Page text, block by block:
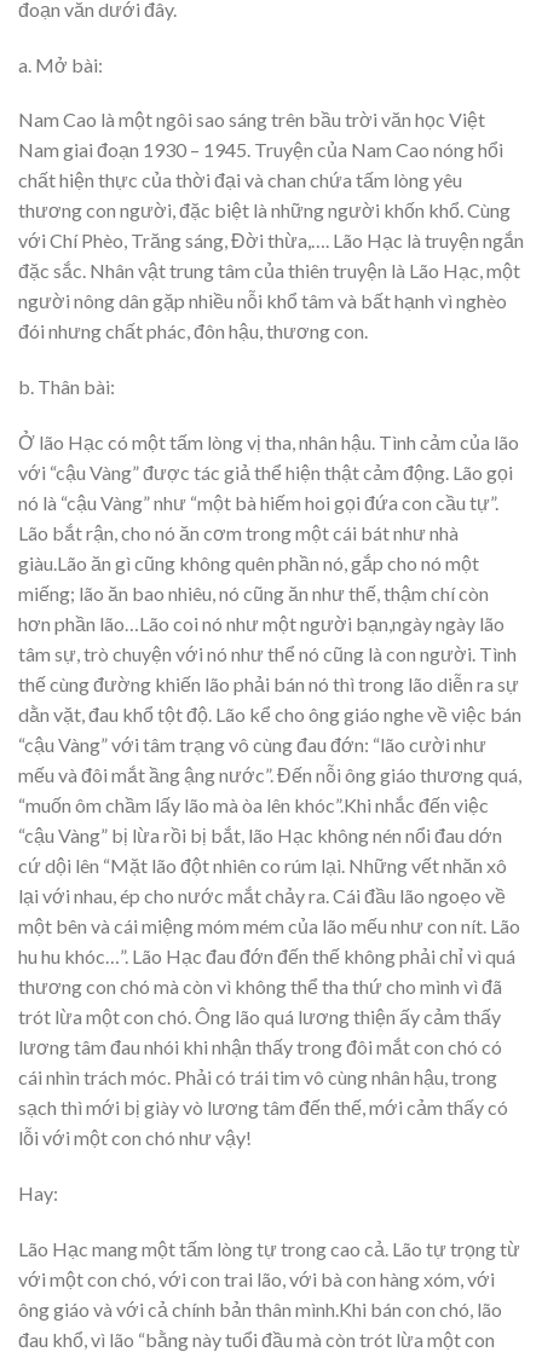
đoạn văn dưới đây.
a. Mở bài:
Nam Cao là một ngôi sao sáng trên bầu trời văn học Việt
Nam giai đoạn 1930 – 1945. Truyện của Nam Cao nóng hổi
chất hiện thực của thời đại và chan chứa tấm lòng yêu
thương con người, đặc biệt là những người khốn khổ. Cùng
với Chí Phèo, Trăng sáng, Đời thừa,…. Lão Hạc là truyện ngắn
đặc sắc. Nhân vật trung tâm của thiên truyện là Lão Hạc, một
người nông dân gặp nhiều nỗi khổ tâm và bất hạnh vì nghèo
đói nhưng chất phác, đôn hậu, thương con.
b. Thân bài:
Ở lão Hạc có một tấm lòng vị tha, nhân hậu. Tình cảm của lão
với “cậu Vàng” được tác giả thể hiện thật cảm động. Lão gọi
nó là “cậu Vàng” như “một bà hiếm hoi gọi đứa con cầu tự”.
Lão bắt rận, cho nó ăn cơm trong một cái bát như nhà
giàu.Lão ăn gì cũng không quên phần nó, gắp cho nó một
miếng; lão ăn bao nhiêu, nó cũng ăn như thế, thậm chí còn
hơn phần lão…Lão coi nó như một người bạn,ngày ngày lão
tâm sự, trò chuyện với nó như thể nó cũng là con người. Tình
thế cùng đường khiến lão phải bán nó thì trong lão diễn ra sự
dằn vặt, đau khổ tột độ. Lão kể cho ông giáo nghe về việc bán
“cậu Vàng” với tâm trạng vô cùng đau đớn: “lão cười như
mếu và đôi mắt ầng ậng nước”. Đến nỗi ông giáo thương quá,
“muốn ôm chầm lấy lão mà òa lên khóc”.Khi nhắc đến việc
“cậu Vàng” bị lừa rồi bị bắt, lão Hạc không nén nổi đau dớn
cứ dội lên “Mặt lão đột nhiên co rúm lại. Những vết nhăn xô
lại với nhau, ép cho nước mắt chảy ra. Cái đầu lão ngoẹo về
một bên và cái miệng móm mém của lão mếu như con nít. Lão
hu hu khóc…”. Lão Hạc đau đớn đến thế không phải chỉ vì quá
thương con chó mà còn vì không thể tha thứ cho mình vì đã
trót lừa một con chó. Ông lão quá lương thiện ấy cảm thấy
lương tâm đau nhói khi nhận thấy trong đôi mắt con chó có
cái nhìn trách móc. Phải có trái tim vô cùng nhân hậu, trong
sạch thì mới bị giày vò lương tâm đến thế, mới cảm thấy có
lỗi với một con chó như vậy!
Hay:
Lão Hạc mang một tấm lòng tự trong cao cả. Lão tự trọng từ
với một con chó, với con trai lão, với bà con hàng xóm, với
ông giáo và với cả chính bản thân mình.Khi bán con chó, lão
đau khổ, vì lão “bằng này tuổi đầu mà còn trót lừa một con